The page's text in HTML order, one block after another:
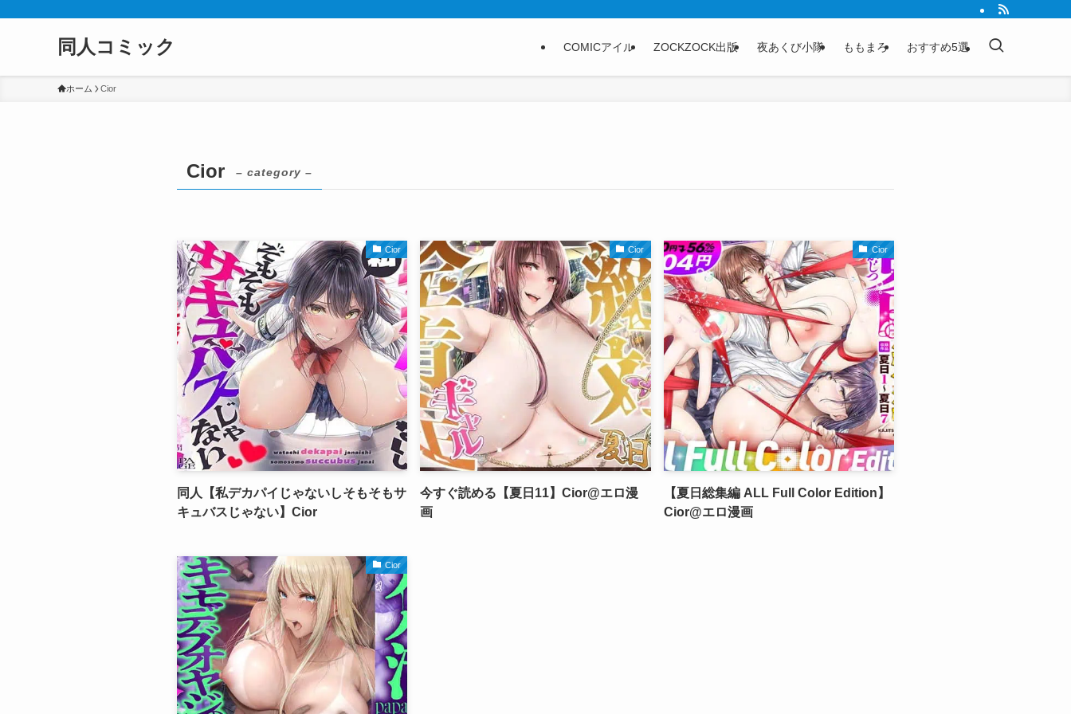
同人コミック COMICアイル ZOCKZOCK出版 夜あくび小隊 ももまろ おすすめ5選
ホーム Cior
Cior – category –
Cior
同人【私デカパイじゃないしそもそもサ
キュバスじゃない】Cior
Cior
今すぐ読める【夏日11】Cior@エロ漫
画
Cior
【夏日総集編 ALL Full Color Edition】
Cior@エロ漫画
Cior